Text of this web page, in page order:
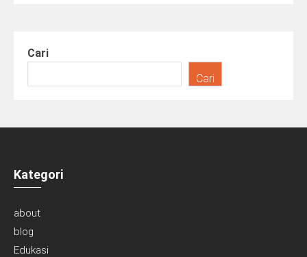
Cari
Cari
Kategori
about
blog
Edukasi